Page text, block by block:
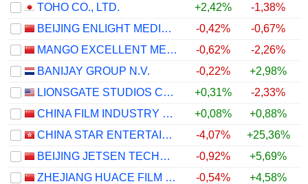
TOHO CO., LTD.
+2,42% -1,38%
BEIJING ENLIGHT MEDIA CO., LTD
-0,42% -0,67%
MANGO EXCELLENT MEDIA CO., LTD.
-0,62% -2,26%
BANIJAY GROUP N.V.
-0,22% +2,98%
LIONSGATE STUDIOS CORP.
+0,31% -2,33%
CHINA FILM INDUSTRY GROUP CO., LTD.
+0,08% +0,88%
CHINA STAR ENTERTAINMENT LIMITED
-4,07% +25,36%
BEIJING JETSEN TECHNOLOGY CO., LTD
-0,92% +5,69%
ZHEJIANG HUACE FILM & TV CO., LTD.
-0,54% +4,58%